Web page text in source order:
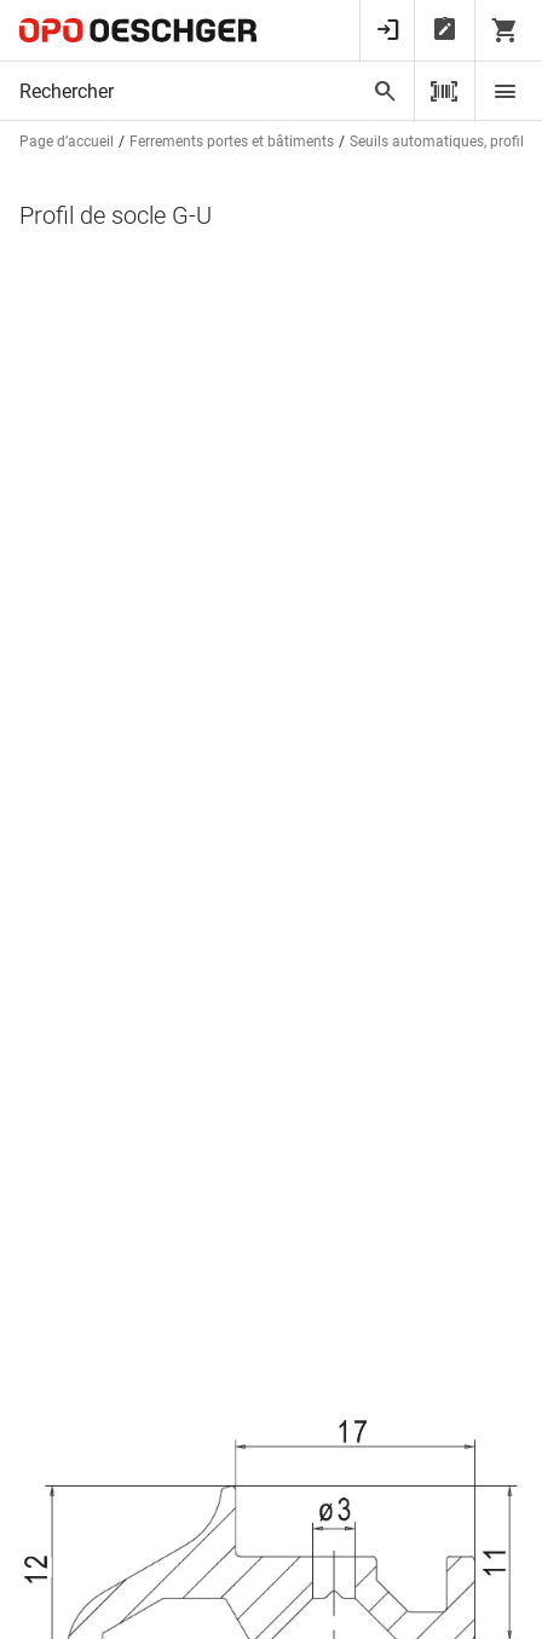
Page d’accueil Ferrements portes et bâtiments Seuils automatiques, profils
Profil de socle G-U